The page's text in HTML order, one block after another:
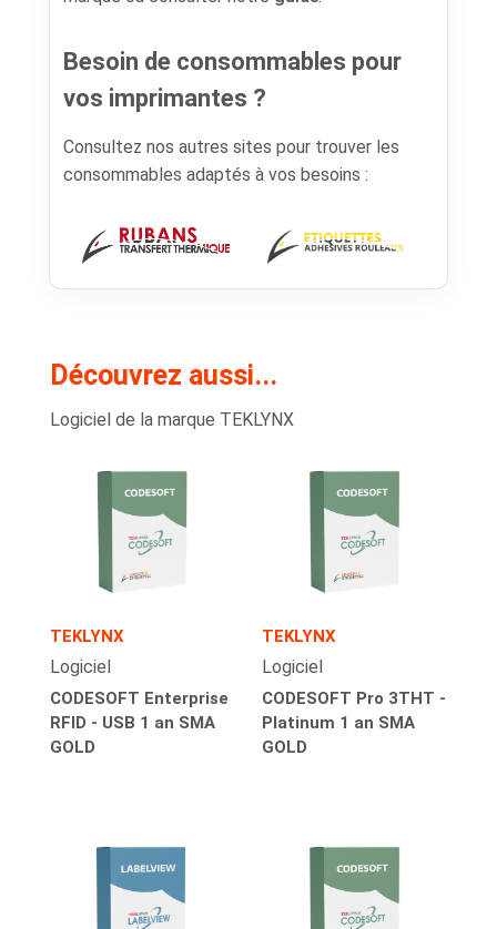
Besoin de consommables pour
vos imprimantes ?
Consultez nos autres sites pour trouver les
consommables adaptés à vos besoins :
Découvrez aussi...
Logiciel de la marque TEKLYNX
TEKLYNX
Logiciel
CODESOFT Enterprise
RFID - USB 1 an SMA
GOLD
TEKLYNX
Logiciel
CODESOFT Pro 3THT -
Platinum 1 an SMA
GOLD